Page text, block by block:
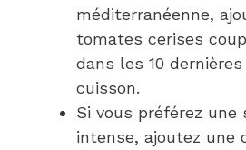
méditerranéenne,
tomates cerises
dans les 10
cuisson.
Si vous préférez une
intense, ajoutez une